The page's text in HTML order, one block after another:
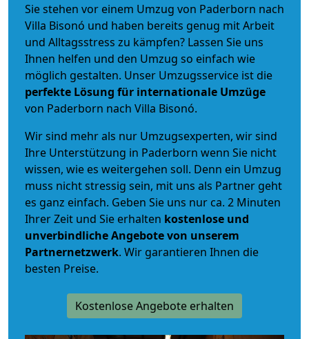
Sie stehen vor einem Umzug von Paderborn nach
Villa Bisonó und haben bereits genug mit Arbeit
und Alltagsstress zu kämpfen? Lassen Sie uns
Ihnen helfen und den Umzug so einfach wie
möglich gestalten. Unser Umzugsservice ist die
perfekte Lösung für internationale Umzüge
von Paderborn nach Villa Bisonó.
Wir sind mehr als nur Umzugsexperten, wir sind
Ihre Unterstützung in Paderborn wenn Sie nicht
wissen, wie es weitergehen soll. Denn ein Umzug
muss nicht stressig sein, mit uns als Partner geht
es ganz einfach. Geben Sie uns nur ca. 2 Minuten
Ihrer Zeit und Sie erhalten kostenlose und
unverbindlicheAngebote von unserem
Partnernetzwerk. Wir garantieren Ihnen die
besten Preise.
Kostenlose Angebote erhalten